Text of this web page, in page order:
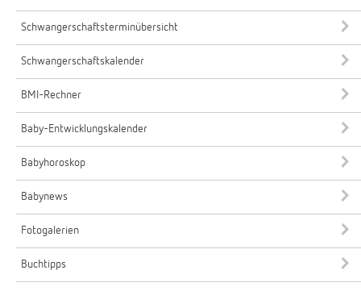
Schwangerschaftsterminübersicht
Schwangerschaftskalender
BMI-Rechner
Baby-Entwicklungskalender
Babyhoroskop
Babynews
Fotogalerien
Buchtipps